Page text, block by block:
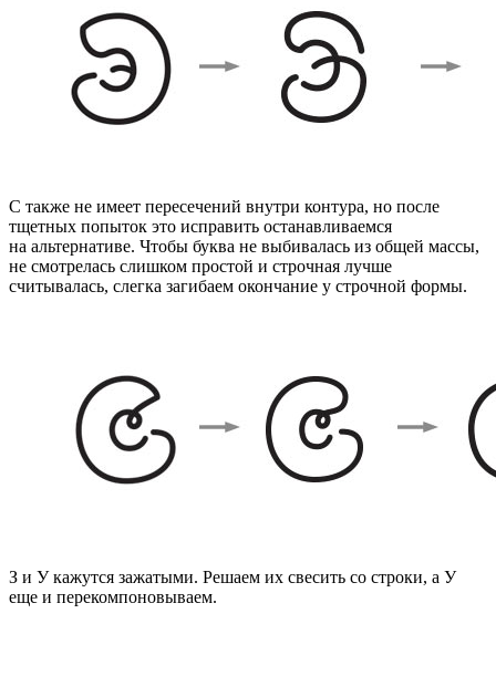
С также не имеет пересечений внутри контура, но после
тщетных попыток это исправить останавливаемся
на альтернативе. Чтобы буква не выбивалась из общей массы,
не смотрелась слишком простой и строчная лучше
считывалась, слегка загибаем окончание у строчной формы.
З и У кажутся зажатыми. Решаем их свесить со строки, а У
еще и перекомпоновываем.